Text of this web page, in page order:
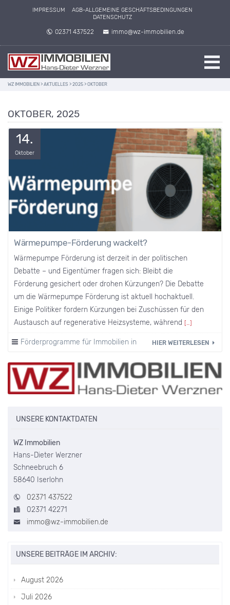
IMPRESSUM
AGB-ALLGEMEINE GESCHÄFTSBEDINGUNGEN
DATENSCHUTZ
02371 437522 immo@wz-immobilien.de
WZ IMMOBILIEN > AKTUELLES > 2025 > OKTOBER
OKTOBER, 2025
14.
Oktober
Wärmepumpe-Förderung wackelt?
Wärmepumpe Förderung ist derzeit in der politischen
Debatte – und Eigentümer fragen sich: Bleibt die
Förderung gesichert oder drohen Kürzungen? Die Debatte
um die Wärmepumpe Förderung ist aktuell hochaktuell.
Einige Politiker fordern Kürzungen bei Zuschüssen für den
Austausch auf regenerative Heizsysteme, während […]
Förderprogramme für Immobilien in Iserlohn und Umgebung
HIER WEITERLESEN
UNSERE KONTAKTDATEN
WZ Immobilien
Hans-Dieter Werzner
Schneebruch 6
58640 Iserlohn
02371 437522
02371 42271
immo@wz-immobilien.de
UNSERE BEITRÄGE IM ARCHIV:
August 2026
Juli 2026